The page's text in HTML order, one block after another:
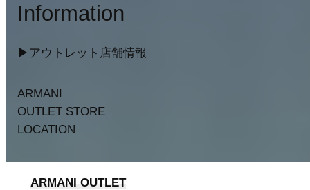
Information
▶︎アウトレット店舗情報
ARMANI
OUTLET STORE
LOCATION
ARMANI OUTLET